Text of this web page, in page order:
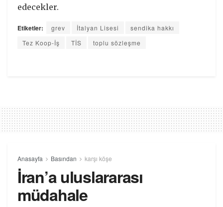
edecekler.
Etiketler: grev İtalyan Lisesi
sendika hakkı
Tez Koop-İş
TİS toplu sözleşme
Anasayfa Basından karşı köşe
İran’a uluslararası
müdahale